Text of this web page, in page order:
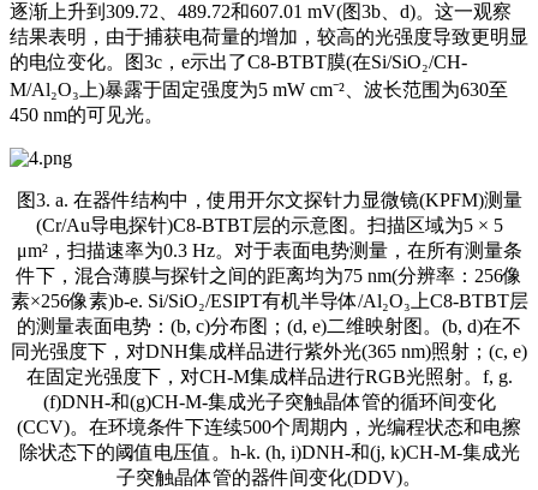
逐渐上升到309.72、489.72和607.01 mV(图3b、d)。这一观察
结果表明，由于捕获电荷量的增加，较高的光强度导致更明显
的电位变化。图3c，e示出了C8-BTBT膜(在Si/SiO₂/CH-
M/Al₂O₃上)暴露于固定强度为5 mW cm⁻²、波长范围为630至
450 nm的可见光。
图3. a. 在器件结构中，使用开尔文探针力显微镜(KPFM)测量
(Cr/Au导电探针)C8-BTBT层的示意图。扫描区域为5 × 5
μm²，扫描速率为0.3 Hz。对于表面电势测量，在所有测量条
件下，混合薄膜与探针之间的距离均为75 nm(分辨率：256像
素×256像素)b-e. Si/SiO₂/ESIPT有机半导体/Al₂O₃上C8-BTBT层
的测量表面电势：(b, c)分布图；(d, e)二维映射图。(b, d)在不
同光强度下，对DNH集成样品进行紫外光(365 nm)照射；(c, e)
在固定光强度下，对CH-M集成样品进行RGB光照射。f, g.
(f)DNH-和(g)CH-M-集成光子突触晶体管的循环间变化
(CCV)。在环境条件下连续500个周期内，光编程状态和电擦
除状态下的阈值电压值。h-k. (h, i)DNH-和(j, k)CH-M-集成光
子突触晶体管的器件间变化(DDV)。